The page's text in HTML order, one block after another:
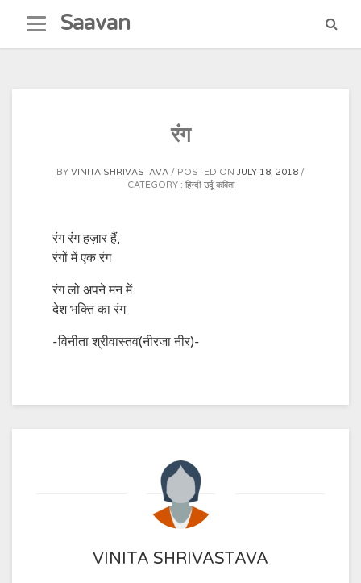
content
Saavan
रंग
BY VINITA SHRIVASTAVA POSTED ON JULY 18, 2018
CATEGORY : हिन्दी-उर्दू कविता
रंग रंग हज़ार हैं,
रंगों में एक रंग
रंग लो अपने मन में
देश भक्ति का रंग
-विनीता श्रीवास्तव(नीरजा नीर)-
VINITA SHRIVASTAVA